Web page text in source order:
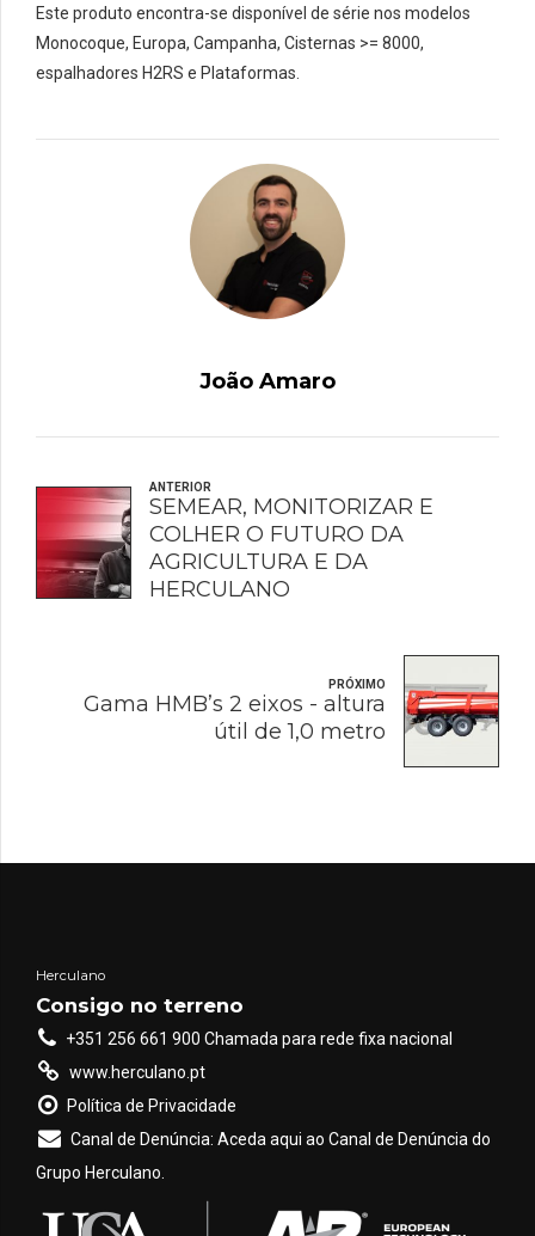
Este produto encontra-se disponível de série nos modelos
Monocoque, Europa, Campanha, Cisternas >= 8000,
espalhadores H2RS e Plataformas.
João Amaro
ANTERIOR
SEMEAR, MONITORIZAR E
COLHER O FUTURO DA
AGRICULTURA E DA
HERCULANO
PRÓXIMO
Gama HMB’s 2 eixos - altura
útil de 1,0 metro
Herculano
Consigo no terreno
+351 256 661 900 Chamada para rede fixa nacional
www.herculano.pt
Política de Privacidade
Canal de Denúncia: Aceda aqui ao Canal de Denúncia do
Grupo Herculano.